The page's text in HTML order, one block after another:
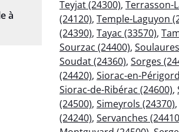
à
Teyjat (24300), Terrasson-
(24120), Temple-Laguyon
(24390), Tayac (33570),
Sourzac (24400),
Soudat (24360), Sorges
(24420), Siorac-en-
Siorac-de-Ribérac (24600),
(24500), Simeyrols (24370),
(24240), Servanches